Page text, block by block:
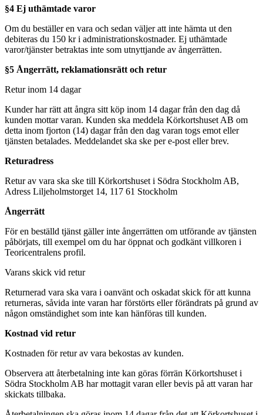
§4 Ej uthämtade varor
Om du beställer en vara och sedan väljer att inte hämta ut den
debiteras du 150 kr i administrationskostnader. Ej uthämtade
varor/tjänster betraktas inte som utnyttjande av ångerrätten.
§5 Ångerrätt, reklamationsrätt och retur
Retur inom 14 dagar
Kunder har rätt att ångra sitt köp inom 14 dagar från den dag då
kunden mottar varan. Kunden ska meddela Körkortshuset AB om
detta inom fjorton (14) dagar från den dag varan togs emot eller
tjänsten betalades. Meddelandet ska ske per e-post eller brev.
Returadress
Retur av vara ska ske till Körkortshuset i Södra Stockholm AB,
Adress Liljeholmstorget 14, 117 61 Stockholm
Ångerrätt
För en beställd tjänst gäller inte ångerrätten om utförande av tjänsten
påbörjats, till exempel om du har öppnat och godkänt villkoren i
Teoricentralens profil.
Varans skick vid retur
Returnerad vara ska vara i oanvänt och oskadat skick för att kunna
returneras, såvida inte varan har förstörts eller förändrats på grund av
någon omständighet som inte kan hänföras till kunden.
Kostnad vid retur
Kostnaden för retur av vara bekostas av kunden.
Observera att återbetalning inte kan göras förrän Körkortshuset i
Södra Stockholm AB har mottagit varan eller bevis på att varan har
skickats tillbaka.